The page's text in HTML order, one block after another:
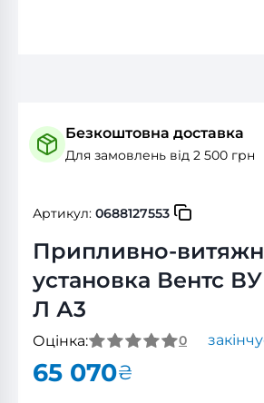
Безкоштовна доставка
Для замовлень від 2 500 грн
Артикул: 0688127553
Припливно-
установка Вентс
Л А3
Оцінка: 0
65 070₴